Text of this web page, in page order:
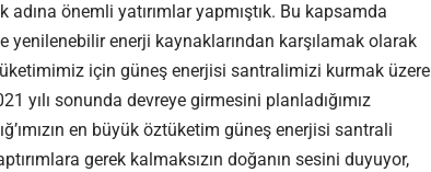
önemli yatırımlar yapmıştık. Bu kapsamda
enerji kaynaklarından karşılamak olarak
için güneş enerjisi santralimizi kurmak üzere
yılı sonunda devreye girmesini planladığımız
en büyük öztüketim güneş enerjisi santrali
gerek kalmaksızın doğanın sesini duyuyor,